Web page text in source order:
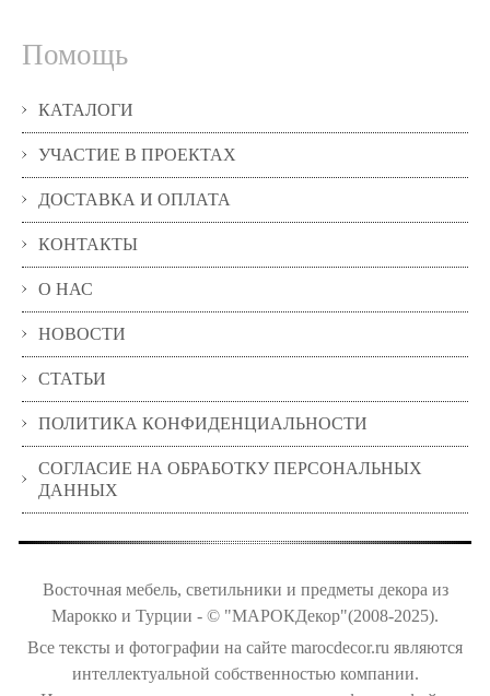
Помощь
КАТАЛОГИ
УЧАСТИЕ В ПРОЕКТАХ
ДОСТАВКА И ОПЛАТА
КОНТАКТЫ
О НАС
НОВОСТИ
СТАТЬИ
ПОЛИТИКА КОНФИДЕНЦИАЛЬНОСТИ
СОГЛАСИЕ НА ОБРАБОТКУ ПЕРСОНАЛЬНЫХ
ДАННЫХ
Восточная мебель, светильники и предметы декора из
Марокко и Турции - © "МАРОКДекор"(2008-2025).
Все тексты и фотографии на сайте marocdecor.ru являются
интеллектуальной собственностью компании.